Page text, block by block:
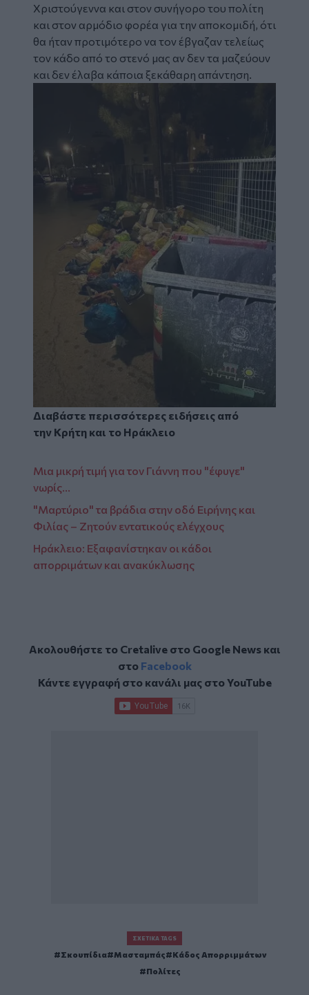
Χριστούγεννα και στον συνήγορο του πολίτη
και στον αρμόδιο φορέα για την αποκομιδή, ότι
θα ήταν προτιμότερο να τον έβγαζαν τελείως
τον κάδο από το στενό μας αν δεν τα μαζεύουν
και δεν έλαβα κάποια ξεκάθαρη απάντηση.
Διαβάστε περισσότερες ειδήσεις από
την Κρήτη και το Ηράκλειο
Μια μικρή τιμή για τον Γιάννη που "έφυγε"
νωρίς...
"Μαρτύριο" τα βράδια στην οδό Ειρήνης και
Φιλίας – Ζητούν εντατικούς ελέγχους
Ηράκλειο: Εξαφανίστηκαν οι κάδοι
απορριμάτων και ανακύκλωσης
Ακολουθήστε το Cretalive στο Google Newsκαι
στο Facebook
Κάντε εγγραφή στο κανάλι μας στοYouTube
ΣΧΕΤΙΚΆ TAGS
Σκουπίδια Μασταμπάς
Κάδος Απορριμμάτων
Πολίτες